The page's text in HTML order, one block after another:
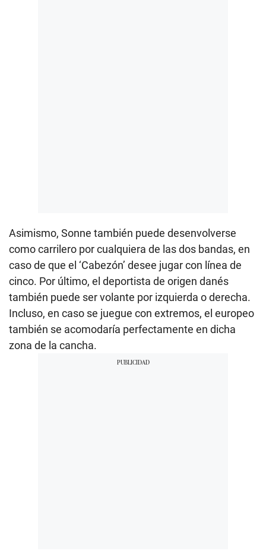
Asimismo, Sonne también puede desenvolverse
como carrilero por cualquiera de las dos bandas, en
caso de que el ‘Cabezón’ desee jugar con línea de
cinco. Por último, el deportista de origen danés
también puede ser volante por izquierda o derecha.
Incluso, en caso se juegue con extremos, el europeo
también se acomodaría perfectamente en dicha
zona de la cancha.